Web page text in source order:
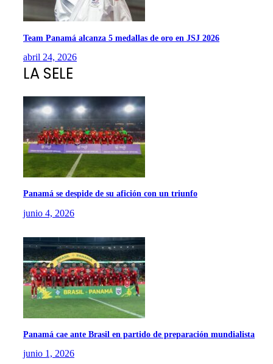
Team Panamá alcanza 5 medallas de oro en JSJ 2026
abril 24, 2026
LA SELE
Panamá se despide de su afición con un triunfo
junio 4, 2026
Panamá cae ante Brasil en partido de preparación mundialista
junio 1, 2026